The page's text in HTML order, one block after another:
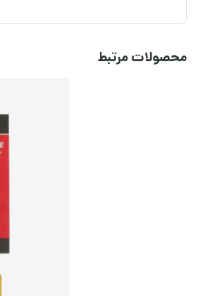
محصولات مرتبط